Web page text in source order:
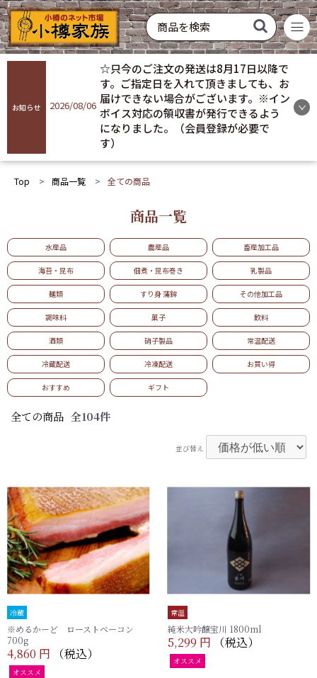
菓子 飲料 酒類 硝子製品 常温配送
冷蔵配送 冷凍配送 お買い得 おすすめ ギフト
商品を探す
ログイン
会員登録
ご利用ガイド
プライバシーポリシー
カートを見る
常温 0
￥0
冷蔵 0
お知らせ 2026/08/06
☆只今のご注文の発送は8月17日以降で
す。ご指定日を入れて頂きましても、お
届けできない場合がございます。※イン
ボイス対応の領収書が発行できるよう
になりました。（会員登録が必要で
す）
Top 商品一覧 全ての商品
商品一覧
水産品 農産品 畜産加工品
海苔・昆布 佃煮・昆布巻き 乳製品
麺類 すり身 蒲鉾 その他加工品
調味料 菓子 飲料
酒類 硝子製品 常温配送
冷蔵配送 冷凍配送 お買い得
おすすめ ギフト
全ての商品 全104件
並び替え
冷蔵
※めるかーど ローストベーコン
700g
4,860 円 （税込）
オススメ
常温
純米大吟醸宝川 1800ml
5,299 円 （税込）
オススメ